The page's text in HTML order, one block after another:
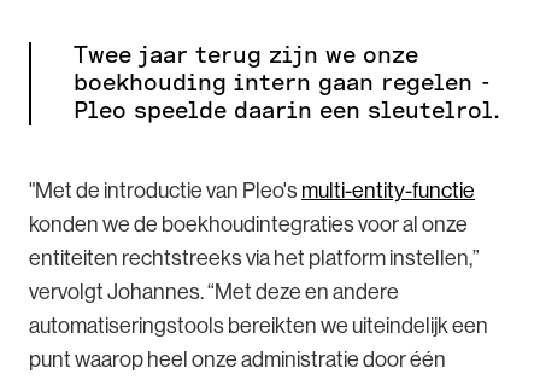
Twee jaar terug zijn we onze
boekhouding intern gaan regelen -
Pleo speelde daarin een sleutelrol.
"Met de introductie van Pleo's multi-entity-functie
konden we de boekhoudintegraties voor al onze
entiteiten rechtstreeks via het platform instellen,”
vervolgt Johannes. “Met deze en andere
automatiseringstools bereikten we uiteindelijk een
punt waarop heel onze administratie door één